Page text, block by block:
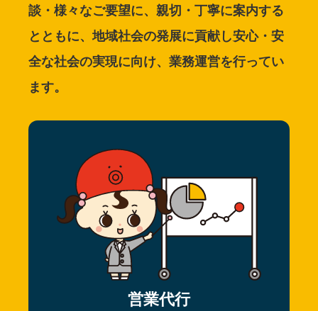
談・様々なご要望に、親切・丁寧に案内する
とともに、地域社会の発展に貢献し安心・安
全な社会の実現に向け、業務運営を行ってい
ます。
営業代行